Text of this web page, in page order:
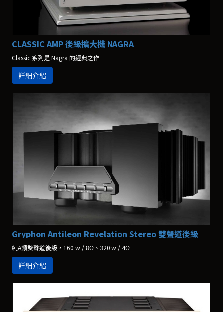
CLASSIC AMP 後級擴大機 NAGRA
Classic 系列是 Nagra 的經典之作
詳細介紹
Gryphon Antileon Revelation Stereo 雙聲道後級
純A類雙聲道後級，160 w / 8Ω、320 w / 4Ω
詳細介紹